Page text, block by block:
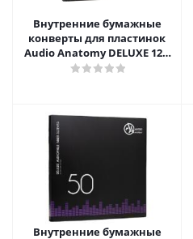
Внутренние бумажные
конверты для пластинок
Audio Anatomy DELUXE 12",
WHITE (25 шт)
Внутренние бумажные